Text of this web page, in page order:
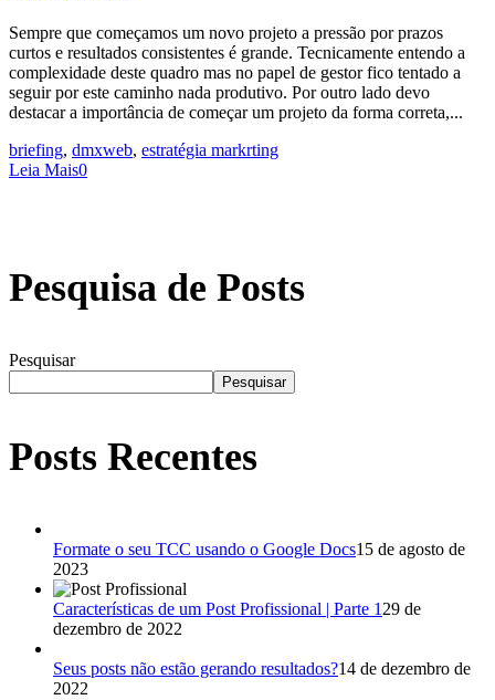
Sempre que começamos um novo projeto a pressão por prazos
curtos e resultados consistentes é grande. Tecnicamente entendo a
complexidade deste quadro mas no papel de gestor fico tentado a
seguir por este caminho nada produtivo. Por outro lado devo
destacar a importância de começar um projeto da forma correta,...
briefing, dmxweb, estratégia markrting
Leia Mais0
Pesquisa de Posts
Pesquisar
Pesquisar
Posts Recentes
Formate o seu TCC usando o Google Docs15 de agosto de
2023
Características de um Post Profissional | Parte 1 29 de
dezembro de 2022
Seus posts não estão gerando resultados?14 de dezembro de
2022